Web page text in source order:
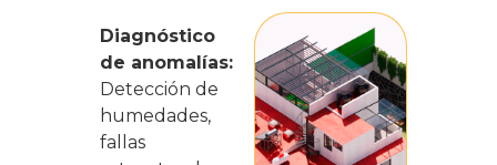
Diagnóstico
de anomalías:
Detección de
humedades,
fallas